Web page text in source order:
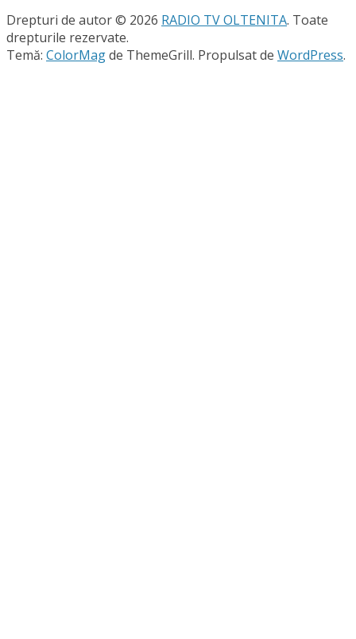
Drepturi de autor © 2026 RADIO TV OLTENITA. Toate
drepturile rezervate.
Temă: ColorMagde ThemeGrill. Propulsat de WordPress.